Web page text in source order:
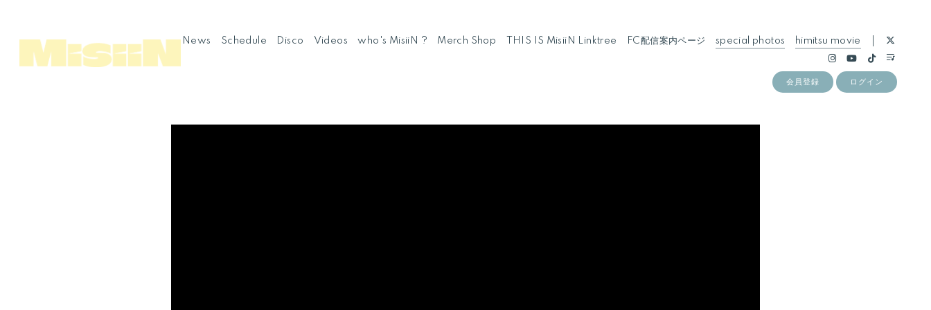
News Schedule Disco Videos who's MisiiN ? Merch Shop THIS IS MisiiN Linktree FC配信案内ページ special photos himitsu movie
会員登録 ログイン